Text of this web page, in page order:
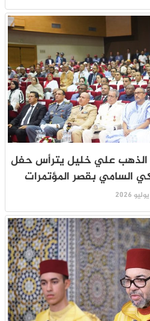
الذهب علي خليل يترأس حفل
السامي بقصر المؤتمرات